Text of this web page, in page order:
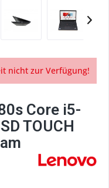
nicht zur Verfügung!
Core i5-
TOUCH